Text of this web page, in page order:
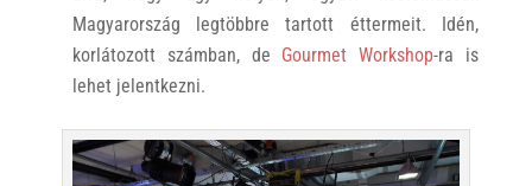
Magyarország legtöbbre tartott éttermeit. Idén,
korlátozott számban, de Gourmet Workshop-ra is
lehet jelentkezni.